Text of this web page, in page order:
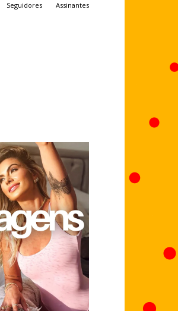
Seguidores Assinantes